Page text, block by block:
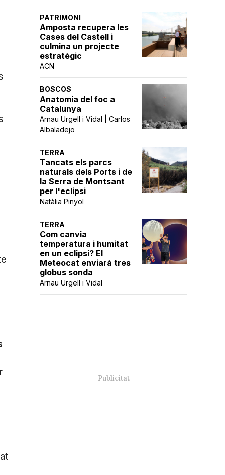
PATRIMONI
Amposta recupera les
Cases del Castell i
culmina un projecte
estratègic
ACN
BOSCOS
Anatomia del foc a
Catalunya
Arnau Urgell i Vidal | Carlos
Albaladejo
TERRA
Tancats els parcs
naturals dels Ports i de
la Serra de Montsant
per l'eclipsi
Natàlia Pinyol
TERRA
Com canvia
temperatura i humitat
en un eclipsi? El
Meteocat enviarà tres
globus sonda
Arnau Urgell i Vidal